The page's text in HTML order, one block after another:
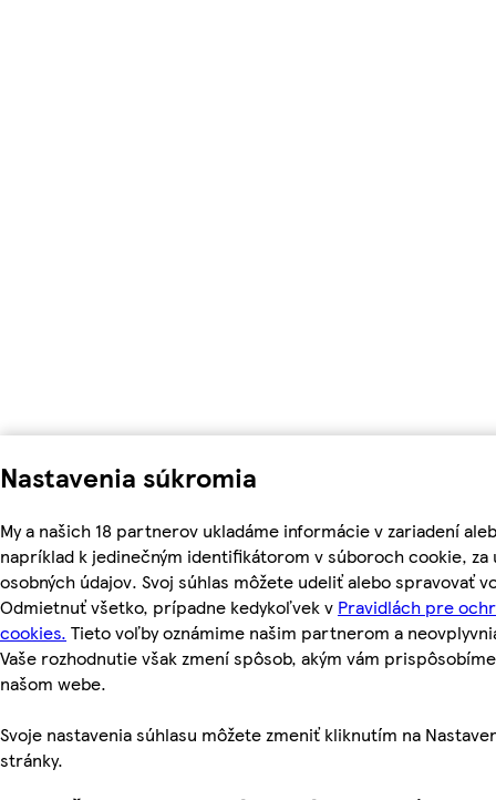
Nastavenia súkromia
My a našich 18 partnerov ukladáme informácie v zariadení
napríklad k jedinečným identifikátorom v súboroch cookie,
osobných údajov. Svoj súhlas môžete udeliť alebo spravovať
Odmietnuť všetko, prípadne kedykoľvek v Pravidlách pre
cookies. Tieto voľby oznámime našim partnerom a
Vaše rozhodnutie však zmení spôsob, akým vám
našom webe.
Svoje nastavenia súhlasu môžete zmeniť kliknutím na
stránky.